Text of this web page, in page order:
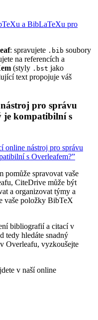
a BibLaTeXu pro
: spravujete .bib soubory
na referencích a
(styly .bst jako
text propojuje váš
pro správu
je kompatibilní s
online nástroj pro správu
s Overleafem?”
pomůže spravovat vaše
CiteDrive může být
a organizovat týmy a
vaše položky BibTeX
bibliografií a citací v
tedy hledáte snadný
Overleafu, vyzkoušejte
v naší online